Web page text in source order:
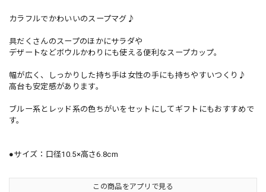
カラフルでかわいいのスープマグ♪
具だくさんのスープのほかにサラダや
デザートなどボウルかわりにも使える便利なスープカップ。
幅が広く、しっかりした持ち手は女性の手にも持ちやすいつくり♪
高台も安定感があります。
ブルー系とレッド系の色ちがいをセットにしてギフトにもおすすめで
す。
●サイズ：口径10.5×高さ6.8cm
この商品をアプリで見る